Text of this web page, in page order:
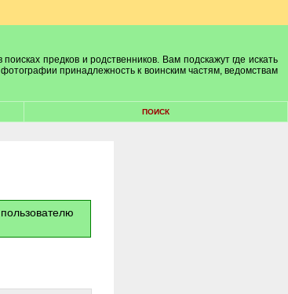
предков и родственников. Вам подскажут где искать
принадлежность к воинским частям, ведомствам
ПОИСК